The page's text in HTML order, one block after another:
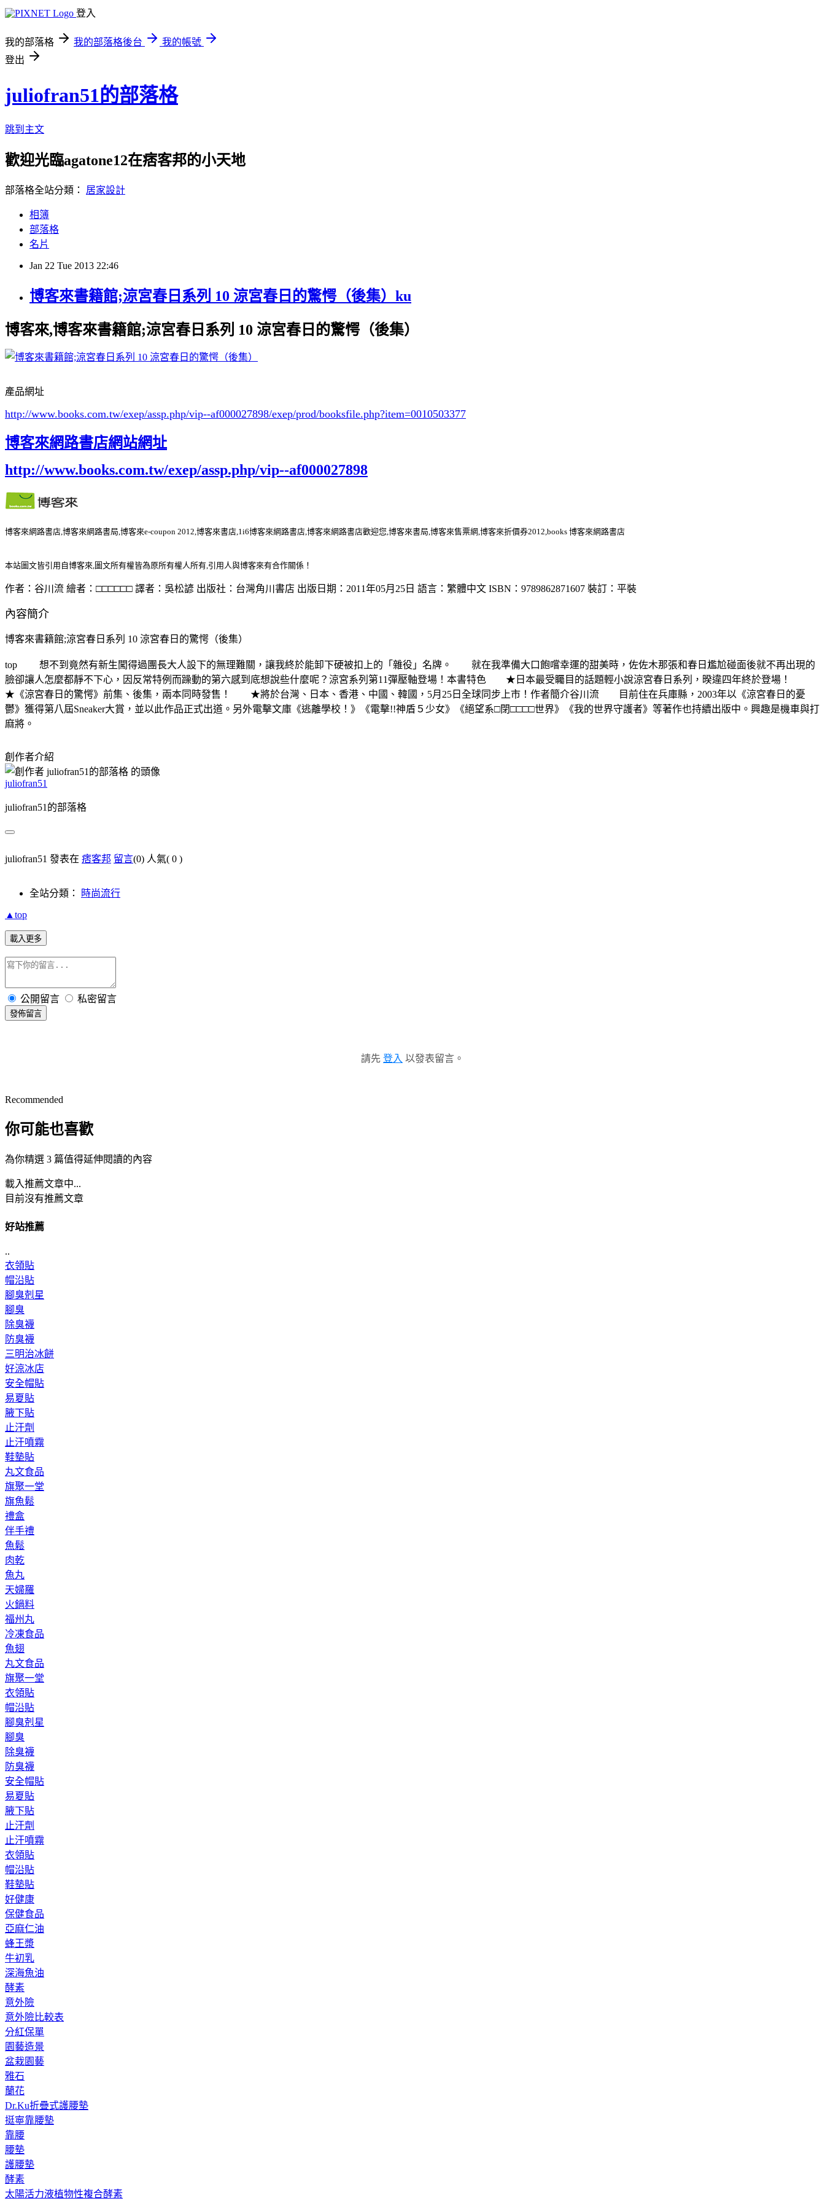
登入
我的部落格 我的部落格後台
我的帳號
登出
juliofran51的部落格
跳到主文
歡迎光臨agatone12在痞客邦的小天地
部落格全站分類： 居家設計
相簿
部落格
名片
Jan 22 Tue 2013 22:46
博客來書籍館;涼宮春日系列 10 涼宮春日的驚愕（後集）ku
博客來,博客來書籍館;涼宮春日系列 10 涼宮春日的驚愕（後集）
產品網址
http://www.books.com.tw/exep/assp.php/vip--af000027898/exep/prod/booksfile.php?item=0010503377
博客來網路書店網站網址
http://www.books.com.tw/exep/assp.php/vip--af000027898
博客來網路書店,博客來網路書局,博客來e-coupon 2012,博客來書店,1i6博客來網路書店,博客來網路書店歡迎您,博客來書局,博客來售票網,博客來折價券2012,books 博客來網路書店
本站圖文皆引用自博客來,圖文所有權皆為原所有權人所有,引用人與博客來有合作關係！
作者：谷川流 繪者：□□□□□□ 譯者：吳松諺 出版社：台灣角川書店 出版日期：2011年05月25日 語言：繁體中文 ISBN：9789862871607 裝訂：平裝
內容簡介
博客來書籍館;涼宮春日系列 10 涼宮春日的驚愕（後集）
top 想不到竟然有新生闖得過團長大人設下的無理難關，讓我終於能卸下硬被扣上的「雜役」名牌。 就在我準備大口飽嚐幸運的甜美時，佐佐木那張和春日尷尬碰面後就不再出現的
臉卻讓人怎麼都靜不下心，因反常特例而躁動的第六感到底想說些什麼呢？涼宮系列第11彈壓軸登場！本書特色 ★日本最受矚目的話題輕小說涼宮春日系列，暌違四年終於登場！
★《涼宮春日的驚愕》前集、後集，兩本同時發售！ ★將於台灣、日本、香港、中國、韓國，5月25日全球同步上市！作者簡介谷川流 目前住在兵庫縣，2003年以《涼宮春日的憂
鬱》獲得第八屆Sneaker大賞，並以此作品正式出道。另外電擊文庫《逃離學校！》《電擊!!神盾５少女》《絕望系□閉□□□□世界》《我的世界守護者》等著作也持續出版中。興趣是機車與打
麻將。
創作者介紹
juliofran51
juliofran51的部落格
juliofran51 發表在 痞客邦 留言(0) 人氣( 0 )
全站分類： 時尚流行
▲top
載入更多
公開留言 私密留言
發佈留言
請先 登入 以發表留言。
Recommended
你可能也喜歡
為你精選 3 篇值得延伸閱讀的內容
載入推薦文章中...
目前沒有推薦文章
好站推薦
..
衣領貼
帽沿貼
腳臭剋星
腳臭
除臭襪
防臭襪
三明治冰餅
好涼冰店
安全帽貼
易夏貼
腋下貼
止汗劑
止汗噴霧
鞋墊貼
丸文食品
旗聚一堂
旗魚鬆
禮盒
伴手禮
魚鬆
肉乾
魚丸
天婦羅
火鍋料
福州丸
冷凍食品
魚翅
丸文食品
旗聚一堂
衣領貼
帽沿貼
腳臭剋星
腳臭
除臭襪
防臭襪
安全帽貼
易夏貼
腋下貼
止汗劑
止汗噴霧
衣領貼
帽沿貼
鞋墊貼
好健康
保健食品
亞麻仁油
蜂王漿
牛初乳
深海魚油
酵素
意外險
意外險比較表
分紅保單
園藝造景
盆栽園藝
雅石
蘭花
Dr.Ku折疊式護腰墊
挺寧靠腰墊
靠腰
腰墊
護腰墊
酵素
太陽活力液植物性複合酵素